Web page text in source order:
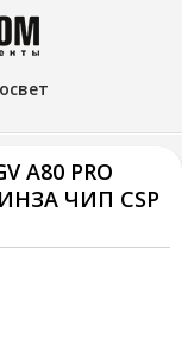
A80 PRO
ЧИП CSP